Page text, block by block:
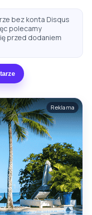
bez konta Disqus
polecamy
przed dodaniem
Reklama